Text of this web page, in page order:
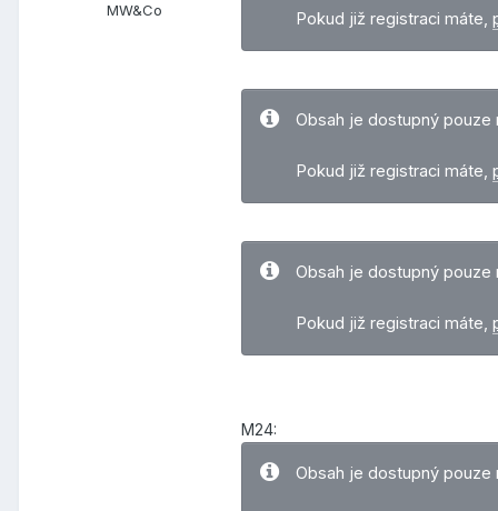
MW&Co
Pokud již registraci máte,
Obsah je dostupný
Pokud již registraci máte,
Obsah je dostupný
Pokud již registraci máte,
M24:
Obsah je dostupný